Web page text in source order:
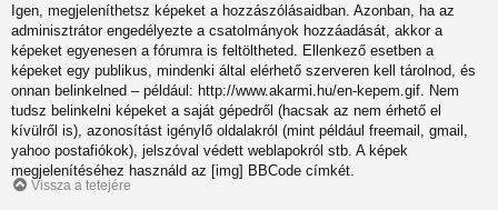
Igen, megjeleníthetsz képeket a hozzászólásaidban. Azonban, ha az
adminisztrátor engedélyezte a csatolmányok hozzáadását, akkor a
képeket egyenesen a fórumra is feltöltheted. Ellenkező esetben a
képeket egy publikus, mindenki által elérhető szerveren kell tárolnod, és
onnan belinkelned – például: http://www.akarmi.hu/en-kepem.gif. Nem
tudsz belinkelni képeket a saját gépedről (hacsak az nem érhető el
kívülről is), azonosítást igénylő oldalakról (mint például freemail, gmail,
yahoo postafiókok), jelszóval védett weblapokról stb. A képek
megjelenítéséhez használd az [img] BBCode címkét.
Vissza a tetejére